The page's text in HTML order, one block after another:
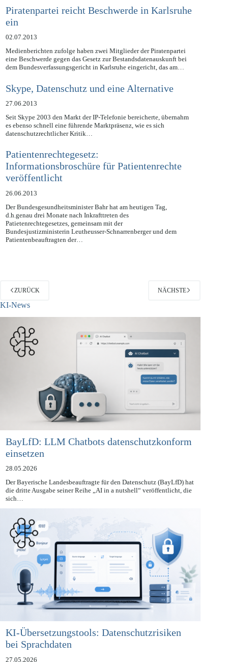
Piratenpartei reicht Beschwerde in Karlsruhe
ein
02.07.2013
Medienberichten zufolge haben zwei Mitglieder der Piratenpartei
eine Beschwerde gegen das Gesetz zur Bestandsdatenauskunft bei
Skype, Datenschutz und eine Alternative
27.06.2013
Seit Skype 2003 den Markt der IP-Telefonie bereicherte, übernahm
es ebenso schnell eine führende Marktpräsenz, wie es sich
Patientenrechtegesetz:
Informationsbroschüre für Patientenrechte
veröffentlicht
26.06.2013
Der Bundesgesundheitsminister Bahr hat am heutigen Tag,
d.h.genau drei Monate nach Inkrafttreten des
Patietenrechtegesetzes, gemeinsam mit der
Bundesjustizministerin Leutheusser-Schnarrenberger und dem
ZURÜCK
KI-News
BayLfD: LLM Chatbots datenschutzkonform
einsetzen
28.05.2026
Der Bayerische Landesbeauftragte für den Datenschutz (BayLfD) hat
die dritte Ausgabe seiner Reihe „AI in a nutshell“ veröffentlicht, die
sich…
KI-Übersetzungstools: Datenschutzrisiken
bei Sprachdaten